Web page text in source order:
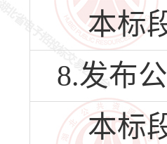
本标段
8.发布
本标段